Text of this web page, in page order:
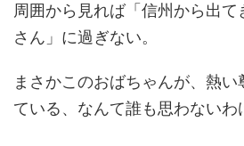
周囲から見れば「信州から出
さん」に過ぎない。
まさかこのおばちゃんが、熱
ている、なんて誰も思わないわ